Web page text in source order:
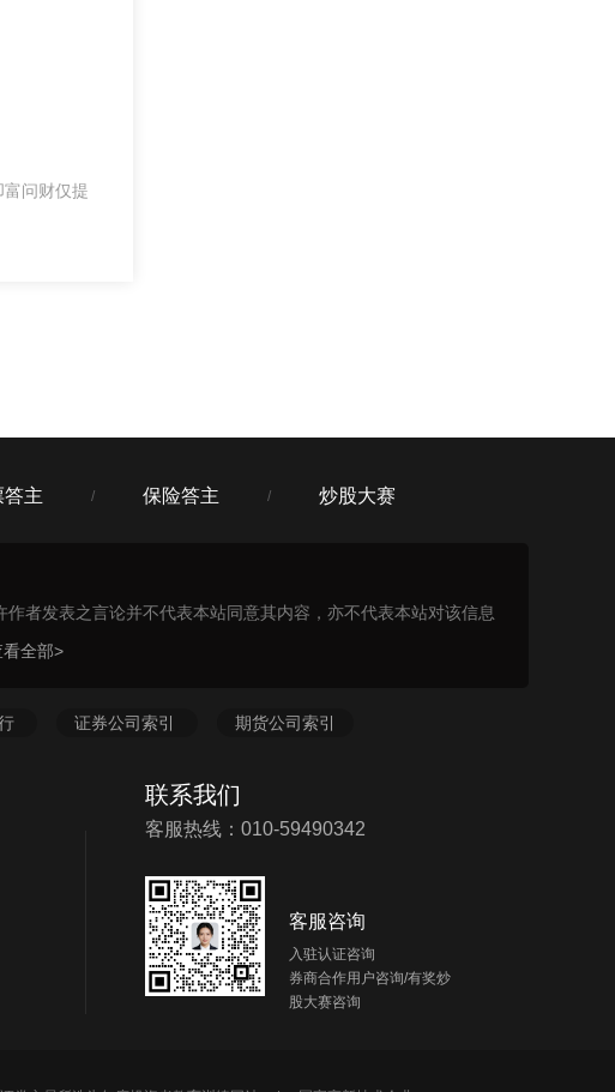
问财仅提
答主 / 保险答主 / 炒股大赛
者发表之言论并不代表本站同意其内容，亦不代表本站对该信息
看全部>
证券公司索引 期货公司索引
联系我们
客服热线：010-59490342
客服咨询
入驻认证咨询
券商合作用户咨询/有奖炒
股大赛咨询